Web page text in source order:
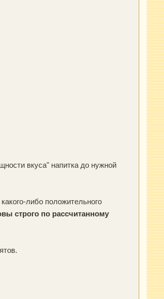
вкуса" напитка до нужной
либо положительного
строго по рассчитанному